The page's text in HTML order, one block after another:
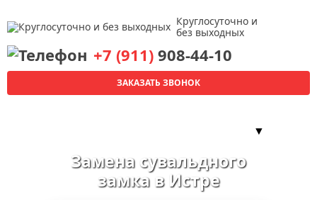
Круглосуточно и
без выходных
+7 (911) 908-44-10
ЗАКАЗАТЬ ЗВОНОК
▼
Замена сувальдного
замка в Истре